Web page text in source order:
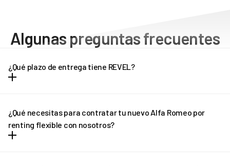
Algunas preguntas frecuentes
¿Qué plazo de entrega tiene REVEL?
pueden oscilar entre una y tres semanas. Cada modelo tiene unos
plazos de entrega diferentes, que puedes consultar en la propia
ficha del vehículo. Pregúntanos por el plazo de entrega de tu Alfa
¿Qué necesitas para contratar tu nuevo Alfa Romeo por
renting flexible con nosotros?